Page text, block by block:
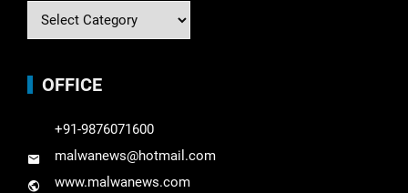
OFFICE
+91-9876071600
malwanews@hotmail.com
www.malwanews.com